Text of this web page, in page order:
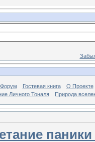
Форум Гостевая книга
О Проекте
Личного Тоналя
Природа